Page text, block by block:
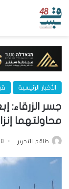
الأخبار الرئيسية
جسر الزرقاء:
محاولتهما
طاقم التحرير